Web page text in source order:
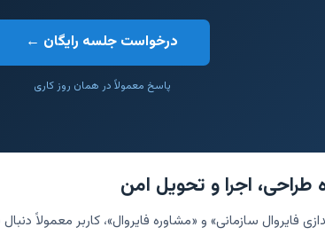
درخواست جلسه رایگان ←
پاسخ معمولاً در همان روز کاری
طراحی، اجرا و تحویل امن